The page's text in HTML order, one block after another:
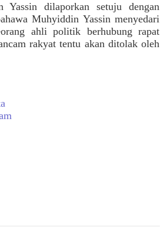
Yassin dilaporkan setuju dengan
Muhyiddin Yassin menyedari
ahli politik berhubung rapat
rakyat tentu akan ditolak oleh